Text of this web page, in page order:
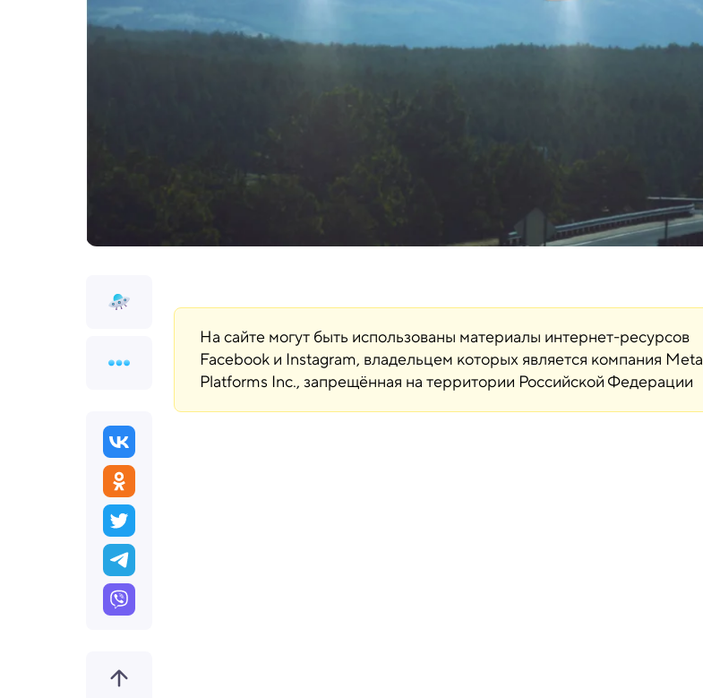
На сайте могут быть использованы материалы интернет-ресурсов
Facebook и Instagram, владельцем которых является компания Meta
Platforms Inc., запрещённая на территории Российской Федерации